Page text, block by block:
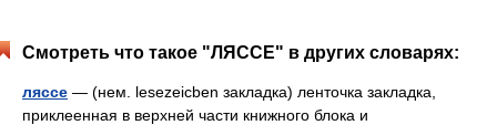
Смотреть что такое "ЛЯССЕ" в других словарях:
ляссе — (нем. lesezeicben закладка) ленточка закладка,
приклеенная в верхней части книжного блока и